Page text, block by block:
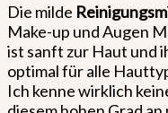
Die milde
Make-up und Augen
ist sanft zur Haut und
optimal für alle
Ich kenne wirklich